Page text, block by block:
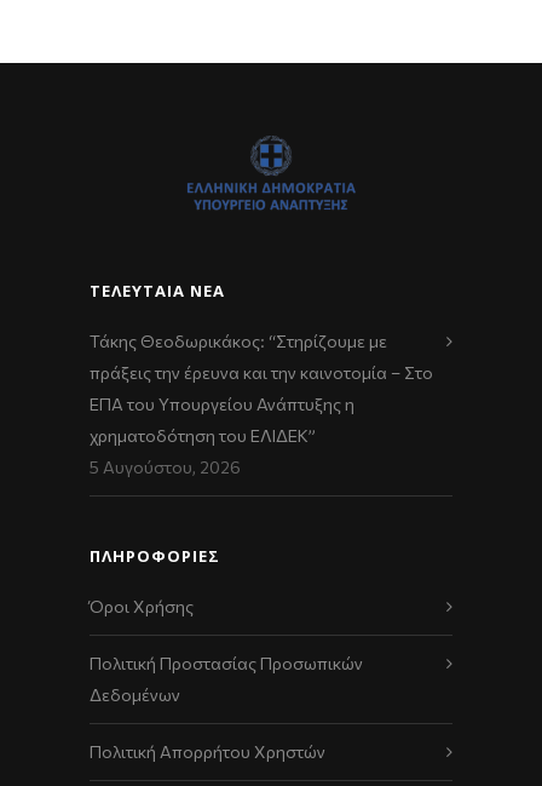
ΤΕΛΕΥΤΑΊΑ ΝΈΑ
Τάκης Θεοδωρικάκος: “Στηρίζουμε με
πράξεις την έρευνα και την καινοτομία – Στο
ΕΠΑ του Υπουργείου Ανάπτυξης η
χρηματοδότηση του ΕΛΙΔΕΚ”
5 Αυγούστου, 2026
ΠΛΗΡΟΦΟΡΙΕΣ
Όροι Χρήσης
Πολιτική Προστασίας Προσωπικών
Δεδομένων
Πολιτική Απορρήτου Χρηστών